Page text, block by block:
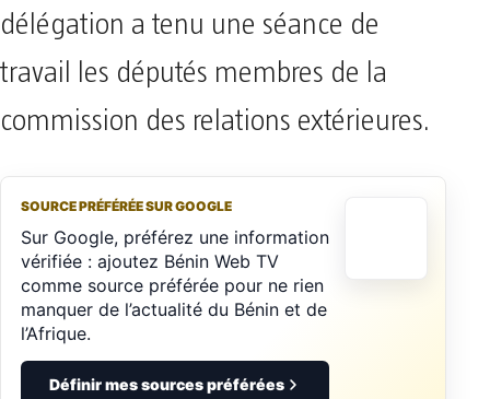
délégation a tenu une séance de
travail les députés membres de la
commission des relations extérieures.
SOURCE PRÉFÉRÉE SUR GOOGLE
Sur Google, préférez une information
vérifiée : ajoutez Bénin Web TV
comme source préférée pour ne rien
manquer de l’actualité du Bénin et de
l’Afrique.
Définir mes sources préférées